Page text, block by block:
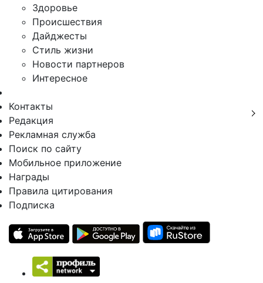
Здоровье
Происшествия
Дайджесты
Стиль жизни
Новости партнеров
Интересное
Контакты
Редакция
Рекламная служба
Поиск по сайту
Мобильное приложение
Награды
Правила цитирования
Подписка